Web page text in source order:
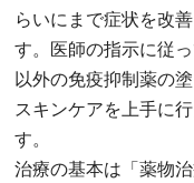
らいにまで症状を改
す。医師の指示に従
以外の免疫抑制薬の
スキンケアを上手に
す。
治療の基本は「薬物